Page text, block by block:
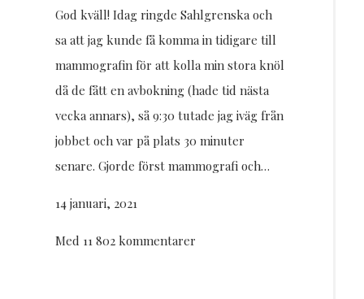
God kväll! Idag ringde Sahlgrenska och
sa att jag kunde få komma in tidigare till
mammografin för att kolla min stora knöl
då de fått en avbokning (hade tid nästa
vecka annars), så 9:30 tutade jag iväg från
jobbet och var på plats 30 minuter
senare. Gjorde först mammografi och…
14 januari, 2021
Med 11 802 kommentarer